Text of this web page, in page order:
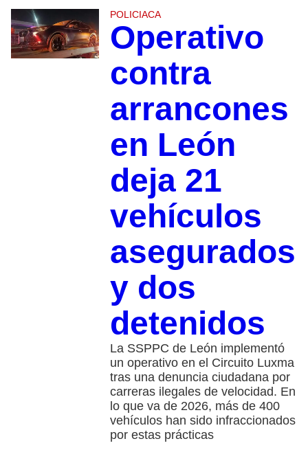
POLICIACA
Operativo
contra
arrancones
en León
deja 21
vehículos
asegurados
y dos
detenidos
La SSPPC de León implementó
un operativo en el Circuito Luxma
tras una denuncia ciudadana por
carreras ilegales de velocidad. En
lo que va de 2026, más de 400
vehículos han sido infraccionados
por estas prácticas